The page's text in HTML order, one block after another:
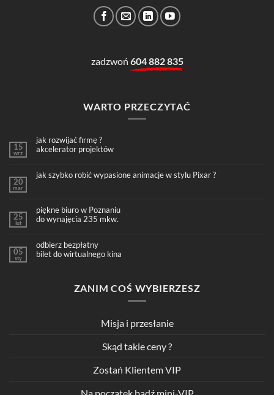
zadzwoń 604 882 835
WARTO PRZECZYTAĆ
15
wrz
jak rozwijać firmę ?
akcelerator projektów
20
mar
jak szybko robić wypasione animacje w stylu Pixar ?
25
lut
piękne biuro w Poznaniu
do wynajęcia 235 mkw.
05
sty
odbierz bezpłatny
bilet do wirtualnego kina
ZANIM COŚ WYBIERZESZ
Misja i przesłanie
Skąd takie ceny ?
Zostań Klientem VIP
Na początek bądź mini-VIP